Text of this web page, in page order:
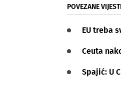
POVEZANE VIJESTI
EU treba
Ceuta
Spajić: U